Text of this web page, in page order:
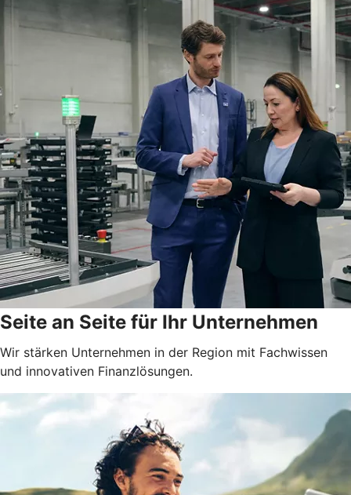
Seite an Seite für Ihr Unternehmen
Wir stärken Unternehmen in der Region mit Fachwissen
und innovativen Finanzlösungen.